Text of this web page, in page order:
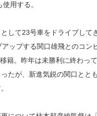
用する。
して23号車をドライブして
ップする関口雄飛とのコン
籍。昨年は未勝利に終わっ
たが、新進気鋭の関口とと